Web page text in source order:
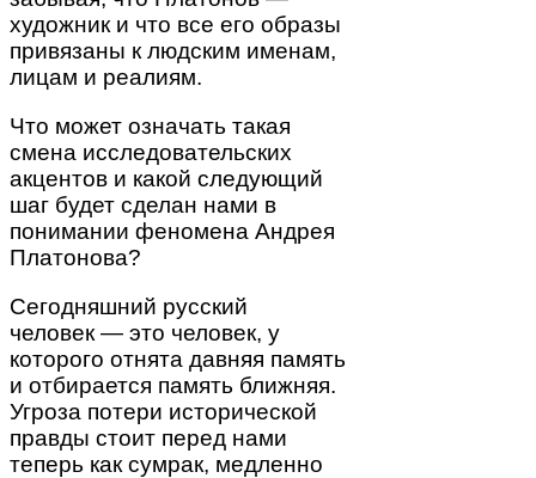
художник и что все его образы
привязаны к людским именам,
лицам и реалиям.
Что может означать такая
смена исследовательских
акцентов и какой следующий
шаг будет сделан нами в
понимании феномена Андрея
Платонова?
Сегодняшний русский
человек — это человек, у
которого отнята давняя память
и отбирается память ближняя.
Угроза потери исторической
правды стоит перед нами
теперь как сумрак, медленно